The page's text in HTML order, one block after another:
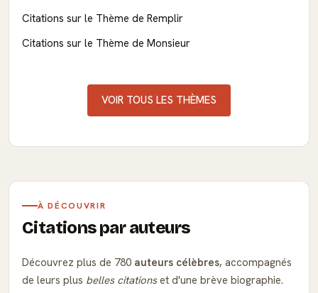
Citations sur le Thème de Remplir
Citations sur le Thème de Monsieur
VOIR TOUS LES THÈMES
À DÉCOUVRIR
Citations par auteurs
Découvrez plus de 780 auteurs célèbres, accompagnés
de leurs plus belles citationset d'une brève biographie.